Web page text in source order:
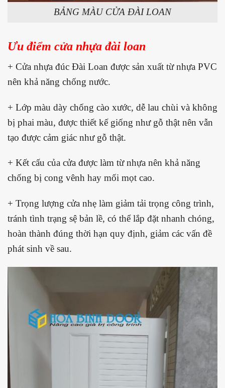
BẢNG MÀU CỬA ĐÀI LOAN
Ưu điểm cửa nhựa đài loan
+ Cửa nhựa đúc Đài Loan được sản xuất từ nhựa PVC
nên khả năng chống nước.
+ Lớp màu dày chống cào xước, dễ lau chùi và không
bị phai màu, được thiết kế giống như gỗ thật nên vẫn
tạo được cảm giác như gỗ thật.
+ Kết cấu của cửa được làm từ nhựa nên khả năng
chống bị cong vênh hay mối mọt cao.
+ Trọng lượng cửa nhẹ làm giảm tải trọng công trình,
tránh tình trạng sệ bản lề, có thể lắp đặt nhanh chóng,
hoàn thành đúng thời hạn quy định, giảm các vấn đề
phát sinh về sau.